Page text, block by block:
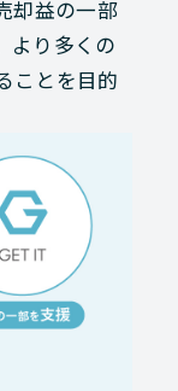
却益の一部
より多くの
ことを目的